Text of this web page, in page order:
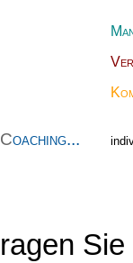
Coaching...